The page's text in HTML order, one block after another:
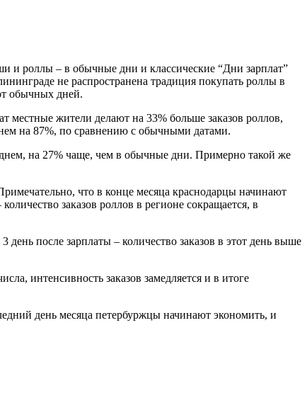
и роллы – в обычные дни и классические “Дни зарплат”
не распространена традиция покупать роллы в
обычных дней.
местные жители делают на 33% больше заказов роллов,
на 87%, по сравнению с обычными датами.
на 27% чаще, чем в обычные дни. Примерно такой же
что в конце месяца краснодарцы начинают
заказов роллов в регионе сокращается, в
после зарплаты – количество заказов в этот день выше
интенсивность заказов замедляется и в итоге
день месяца петербуржцы начинают экономить, и